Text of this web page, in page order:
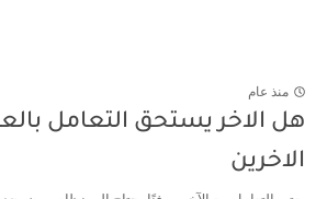
منذ عام
هل الاخر يستحق التعامل
الاخرين